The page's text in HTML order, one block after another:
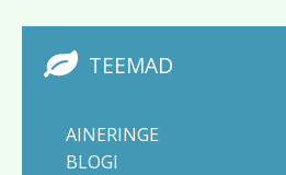
TEEMAD
AINERINGE
BLOGI